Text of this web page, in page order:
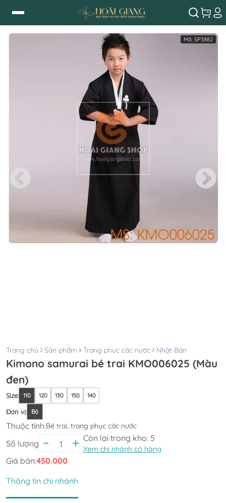
Mã: SP3882
Trang chủ Sản phẩm Trang phục các nước Nhật Bản
Kimono samurai bé trai KMO006025 (Màu
đen)
Size: 110 120 130 150 140
Đơn vị: Bộ
Thuộc tính:Bé trai, trang phục các nước
Số lượng
Còn lại trong kho: 5
Xem chi nhánh có hàng
Giá bán:450.000
Thông tin chi nhánh